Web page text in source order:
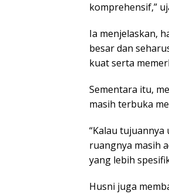
komprehensif,”
Ia menjelaskan,
besar dan
kuat serta
Sementara itu,
masih terbuka
“Kalau
ruangnya masih
yang lebih
Husni juga